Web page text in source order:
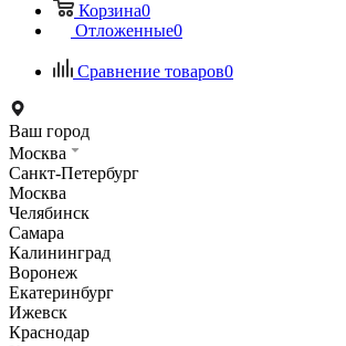
Корзина0
Отложенные0
Сравнение товаров0
Ваш город
Москва
Санкт-Петербург
Москва
Челябинск
Самара
Калининград
Воронеж
Екатеринбург
Ижевск
Краснодар